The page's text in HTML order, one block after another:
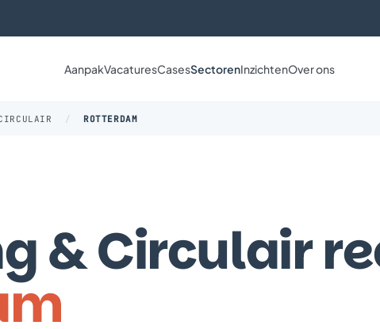
AanpakVacaturesCasesSectorenInzichtenOver ons
/ ROTTERDAM
& Circulair